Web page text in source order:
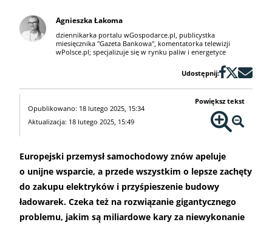
Agnieszka Łakoma
dziennikarka portalu wGospodarce.pl, publicystka
miesięcznika "Gazeta Bankowa", komentatorka telewizji
wPolsce.pl; specjalizuje się w rynku paliw i energetyce
Udostępnij:
Opublikowano: 18 lutego 2025, 15:34
Aktualizacja: 18 lutego 2025, 15:49
Powiększ tekst
Europejski przemysł samochodowy znów apeluje
o unijne wsparcie, a przede wszystkim o lepsze zachęty
do zakupu elektryków i przyśpieszenie budowy
ładowarek. Czeka też na rozwiązanie gigantycznego
problemu, jakim są miliardowe kary za niewykonanie